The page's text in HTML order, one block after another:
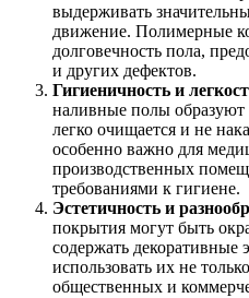
выдерживать
движение. Полимерные
долговечность пола,
и других дефектов.
Гигиеничность и
наливные полы образуют
легко очищается и не
особенно важно для
производственных
требованиями к гигиене.
Эстетичность и
покрытия могут быть
содержать декоративные
использовать их не
общественных и